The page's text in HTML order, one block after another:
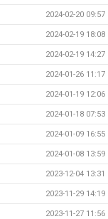
2024-02-20 09:57
2024-02-19 18:08
2024-02-19 14:27
2024-01-26 11:17
2024-01-19 12:06
2024-01-18 07:53
2024-01-09 16:55
2024-01-08 13:59
2023-12-04 13:31
2023-11-29 14:19
2023-11-27 11:56